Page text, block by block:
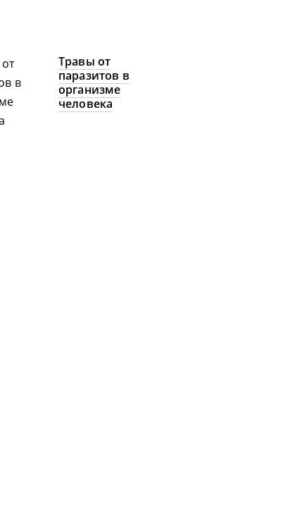
Травы от
паразитов в
организме
человека